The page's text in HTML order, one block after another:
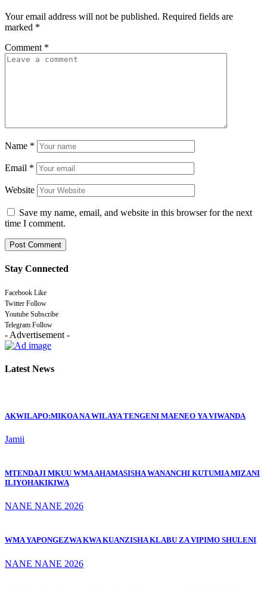
Your email address will not be published. Required fields are
marked *
Comment *
Name *
Email *
Website
Save my name, email, and website in this browser for the next
time I comment.
Stay Connected
Facebook Like
Twitter Follow
Youtube Subscribe
Telegram Follow
- Advertisement -
Latest News
AKWILAPO:MIKOA NA WILAYA TENGENI MAENEO YA VIWANDA
Jamii
MTENDAJI MKUU WMA AHAMASISHA WANANCHI KUTUMIA MIZANI
ILIYOHAKIKIWA
NANE NANE 2026
WMA YAPONGEZWA KWA KUANZISHA KLABU ZA VIPIMO SHULENI
NANE NANE 2026